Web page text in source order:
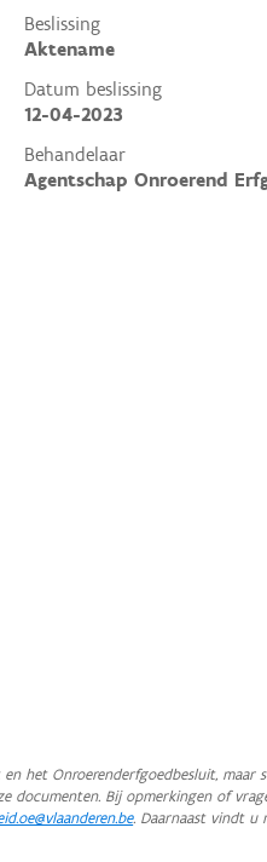
Beslissing
Aktename
Datum beslissing
12-04-2023
Behandelaar
Agentschap Onroerend
het Onroerenderfgoedbesluit, maar
documenten. Bij opmerkingen of
. Daarnaast vindt u